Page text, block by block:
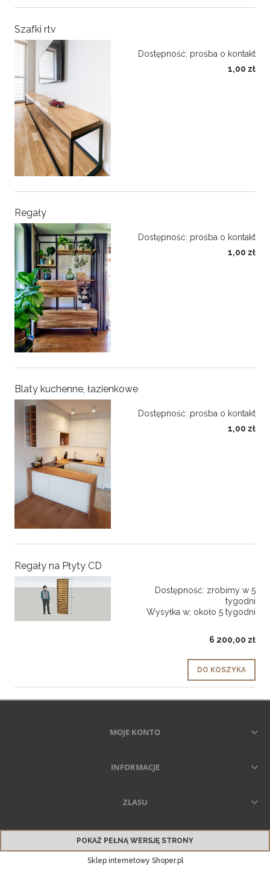
Szafki rtv
Dostępność: prośba o kontakt
1,00 zł
Regały
Dostępność: prośba o kontakt
1,00 zł
Blaty kuchenne, łazienkowe
Dostępność: prośba o kontakt
1,00 zł
Regały na Płyty CD
Dostępność: zrobimy w 5
tygodni
Wysyłka w: około 5 tygodni
6 200,00 zł
DO KOSZYKA
MOJE KONTO
INFORMACJE
ZLASU
POKAŻ PEŁNĄ WERSJĘ STRONY
Sklep internetowy Shoper.pl